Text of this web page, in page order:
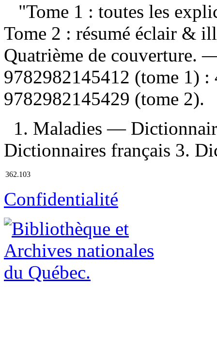
"Tome 1 : toutes les
Tome 2 : résumé éclair &
Quatrième de couverture.
9782982145412 (tome 1) :
9782982145429 (tome 2).
1. Maladies —
Dictionnaires français 3.
362.103
Confidentialité